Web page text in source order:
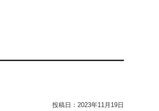
投稿日： 2023年11月19日